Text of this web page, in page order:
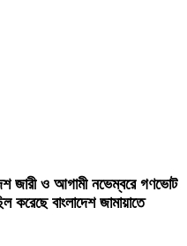
জারী ও আগামী নভেম্বরে গণভোট
করেছে বাংলাদেশ জামায়াতে